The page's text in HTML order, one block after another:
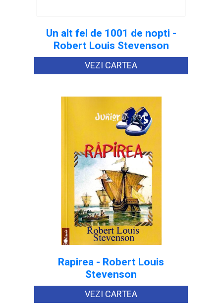
Un alt fel de 1001 de nopti -
Robert Louis Stevenson
VEZI CARTEA
Rapirea - Robert Louis
Stevenson
VEZI CARTEA